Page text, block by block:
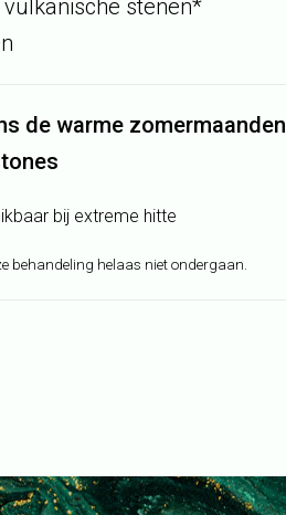
stenen*
de warme zomermaanden
bij extreme hitte
behandeling helaas niet ondergaan.